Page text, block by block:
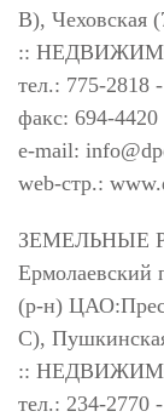
В), Чеховская
::
тел.: 775-2818
факс: 694-4420
e-mail:
web-стр.:
ЗЕМЕЛЬНЫЕ
Ермолаевский
(р-н)
С),
::
тел.: 234-2770